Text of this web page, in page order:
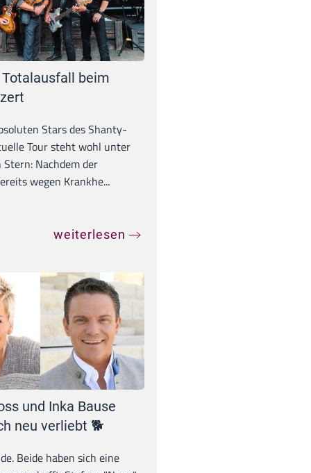
beim
Stars des Shanty-
Tour steht wohl unter
Nachdem der
wegen Krankhe...
weiterlesen
und Inka Bause
neu verliebt 🐕
Beide haben sich eine